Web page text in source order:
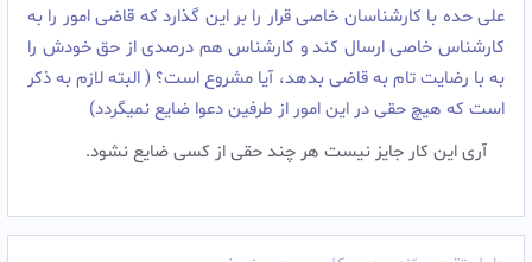
علی حده با کارشناسان خاصی قرار را بر این گذارد که قاضی امور را به
کارشناس خاصی ارسال کند و کارشناس هم درصدی از حق خودش را
به با رضایت تام به قاضی بدهد، آیا مشروع است؟ ( البته لازم به ذکر
است که هیچ حقی در این امور از طرفین دعوا ضایع نمیگردد)
آری این کار جایز نیست هر چند حقی از کسی ضایع نشود.